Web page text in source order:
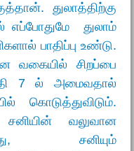
துலாத்திற்கு
எப்போதுமே துலாம்
பாதிப்பு உண்டு.
வகையில் சிறப்பை
7 ல் அமைவதால்
கொடுத்துவிடும்.
வலுவான
சனியும்